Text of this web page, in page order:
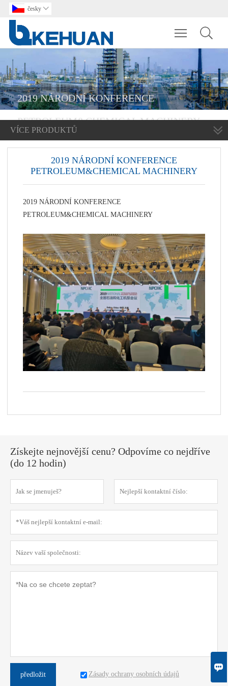
česky 
Toggle
2019 NÁRODNÍ KONFERENCE
PETROLEUM&CHEMICAL MACHINERY
VÍCE PRODUKTŮ
2019 NÁRODNÍ KONFERENCE
PETROLEUM&CHEMICAL MACHINERY
2019 NÁRODNÍ KONFERENCE
PETROLEUM&CHEMICAL MACHINERY
Získejte nejnovější cenu? Odpovíme co nejdříve
(do 12 hodin)
předložit Zásady ochrany osobních údajů
